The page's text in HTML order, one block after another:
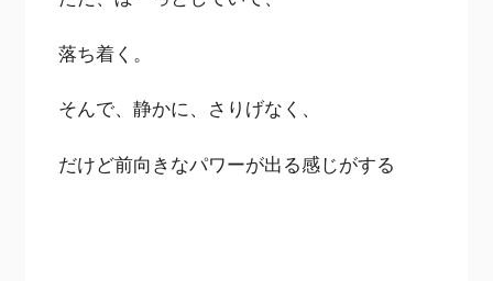
落ち着く。
そんで、静かに、さりげなく、
だけど前向きなパワーが出る感じがする